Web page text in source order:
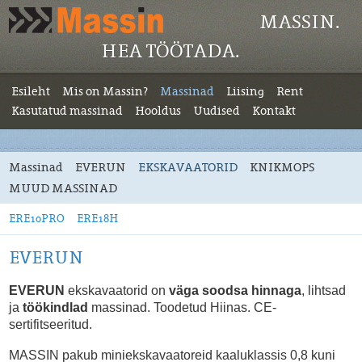
MASSIN.
HEA TÖÖTADA.
Esileht Mis on Massin? Massinad Liising
Rent
Kasutatud massinad
Hooldus Uudised Kontakt
Massinad EVERUN EKSKAVAATORID
KNIKMOPS
MUUD MASSINAD
ERE10PRO ERE18H
EVERUN
EVERUN ekskavaatorid on väga soodsa hinnaga, lihtsad
ja töökindlad massinad. Toodetud Hiinas. CE-
sertifitseeritud.
MASSIN pakub miniekskavaatoreid kaaluklassis 0,8 kuni